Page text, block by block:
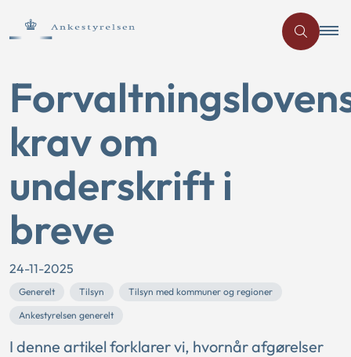
krav om
underskrift i
breve
24-11-2025
Generelt Tilsyn
Tilsyn med kommuner og regioner
Ankestyrelsen generelt
I denne artikel forklarer vi, hvornår afgørelser